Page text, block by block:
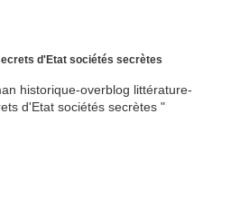
d'Etat sociétés secrètes